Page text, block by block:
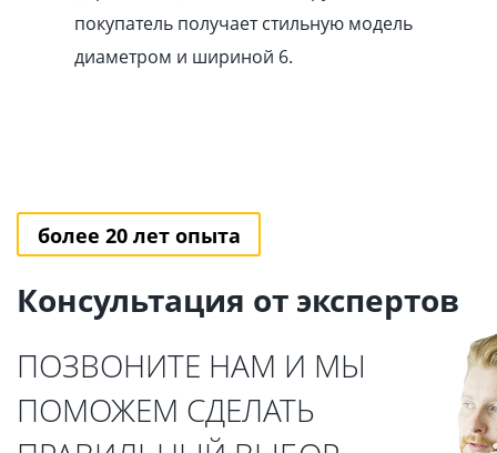
покупатель получает стильную модель
диаметром и шириной 6.
более 20 лет опыта
Консультация от экспертов
ПОЗВОНИТЕ НАМ И МЫ
ПОМОЖЕМ СДЕЛАТЬ